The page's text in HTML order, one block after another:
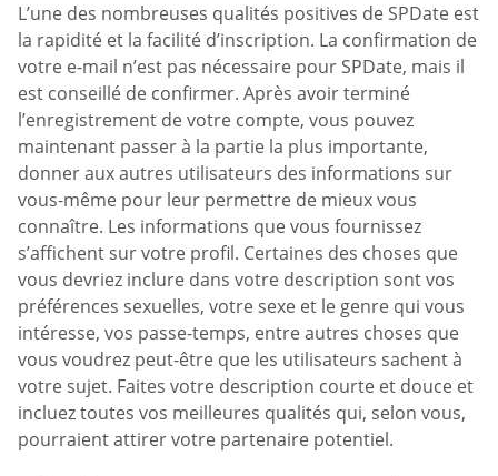
L’une des nombreuses qualités positives de SPDate est
la rapidité et la facilité d’inscription. La confirmation de
votre e-mail n’est pas nécessaire pour SPDate, mais il
est conseillé de confirmer. Après avoir terminé
l’enregistrement de votre compte, vous pouvez
maintenant passer à la partie la plus importante,
donner aux autres utilisateurs des informations sur
vous-même pour leur permettre de mieux vous
connaître. Les informations que vous fournissez
s’affichent sur votre profil. Certaines des choses que
vous devriez inclure dans votre description sont vos
préférences sexuelles, votre sexe et le genre qui vous
intéresse, vos passe-temps, entre autres choses que
vous voudrez peut-être que les utilisateurs sachent à
votre sujet. Faites votre description courte et douce et
incluez toutes vos meilleures qualités qui, selon vous,
pourraient attirer votre partenaire potentiel.